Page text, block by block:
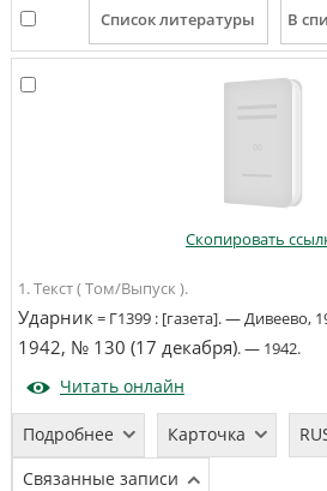
Скопировать
1. Текст ( Том/Выпуск ).
Ударник= Г1399 : [газета]. —Дивеево,
1942, № 130 (17 декабря). —1942.
Читать онлайн
Подробнее Карточка
Связанные записи